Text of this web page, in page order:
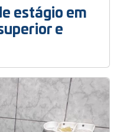
estágio em
e